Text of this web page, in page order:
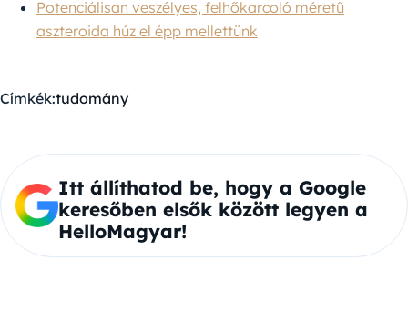
Potenciálisan veszélyes, felhőkarcoló méretű
aszteroida húz el épp mellettünk
Címkék:tudomány
Itt állíthatod be, hogy a Google
keresőben elsők között legyen a
HelloMagyar!